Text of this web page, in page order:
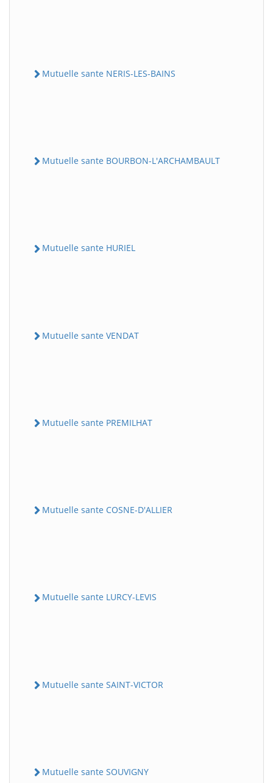
Mutuelle sante NERIS-LES-BAINS
Mutuelle sante BOURBON-L'ARCHAMBAULT
Mutuelle sante HURIEL
Mutuelle sante VENDAT
Mutuelle sante PREMILHAT
Mutuelle sante COSNE-D'ALLIER
Mutuelle sante LURCY-LEVIS
Mutuelle sante SAINT-VICTOR
Mutuelle sante SOUVIGNY